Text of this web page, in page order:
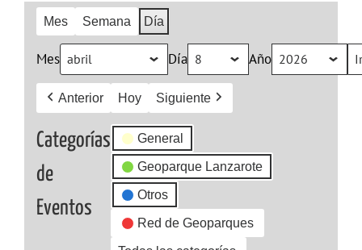
Mes Semana Día
Mes Día Año
Anterior Hoy Siguiente
Categorías
de
Eventos
General
Geoparque Lanzarote
Otros
Red de Geoparques